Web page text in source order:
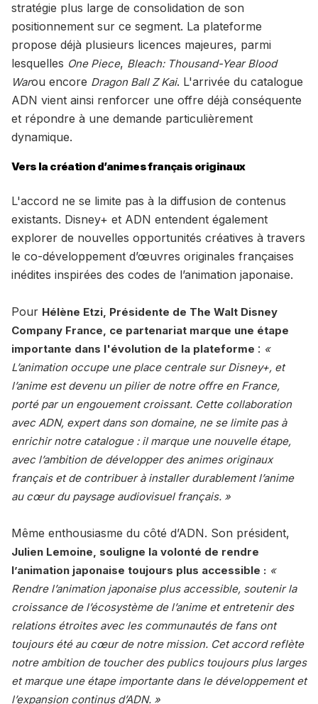
stratégie plus large de consolidation de son
positionnement sur ce segment. La plateforme
propose déjà plusieurs licences majeures, parmi
lesquelles One Piece, Bleach: Thousand-Year Blood
Warou encore Dragon Ball Z Kai. L'arrivée du catalogue
ADN vient ainsi renforcer une offre déjà conséquente
et répondre à une demande particulièrement
dynamique.
Vers la création d’animes français originaux
L'accord ne se limite pas à la diffusion de contenus
existants. Disney+ et ADN entendent également
explorer de nouvelles opportunités créatives à travers
le co-développement d’œuvres originales françaises
inédites inspirées des codes de l’animation japonaise.
Pour Hélène Etzi, Présidente de The Walt Disney
Company France, ce partenariat marque une étape
importante dans l'évolution de la plateforme : «
L’animation occupe une place centrale sur Disney+, et
l’anime est devenu un pilier de notre offre en France,
porté par un engouement croissant. Cette collaboration
avec ADN, expert dans son domaine, ne se limite pas à
enrichir notre catalogue : il marque une nouvelle étape,
avec l’ambition de développer des animes originaux
français et de contribuer à installer durablement l’anime
au cœur du paysage audiovisuel français. »
Même enthousiasme du côté d’ADN. Son président,
Julien Lemoine, souligne la volonté de rendre
l’animation japonaise toujours plus accessible : «
Rendre l’animation japonaise plus accessible, soutenir la
croissance de l’écosystème de l’anime et entretenir des
relations étroites avec les communautés de fans ont
toujours été au cœur de notre mission. Cet accord reflète
notre ambition de toucher des publics toujours plus larges
et marque une étape importante dans le développement et
l’expansion continus d’ADN. »